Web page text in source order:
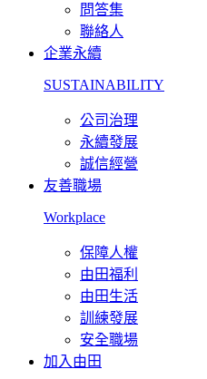
問答集
聯絡人
企業永續
SUSTAINABILITY
公司治理
永續發展
誠信經營
友善職場
Workplace
保障人權
由田福利
由田生活
訓練發展
安全職場
加入由田